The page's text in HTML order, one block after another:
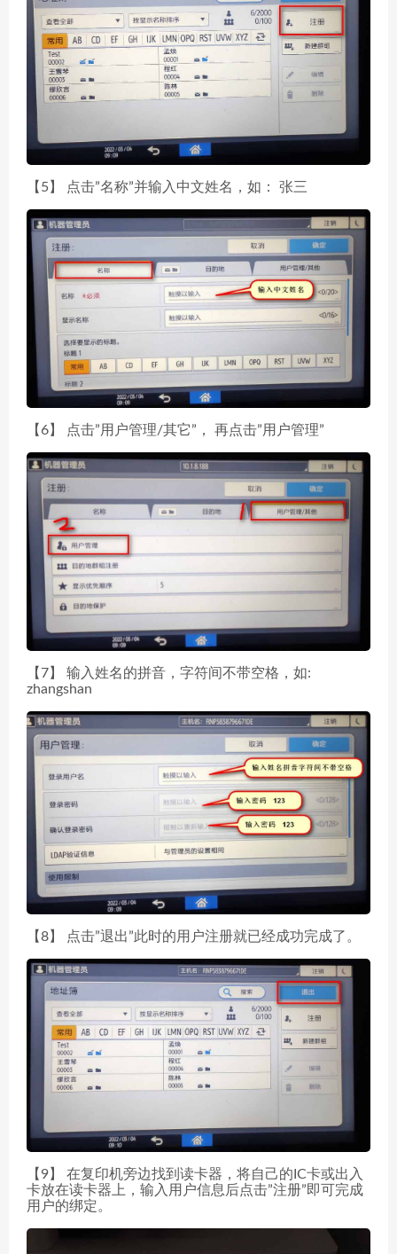
【5】 点击”名称”并输入中文姓名，如： 张三
【6】 点击”用户管理/其它”， 再点击”用户管理”
【7】 输入姓名的拼音，字符间不带空格，如:
zhangshan
【8】 点击”退出”此时的用户注册就已经成功完成了。
【9】 在复印机旁边找到读卡器，将自己的IC卡或出入
卡放在读卡器上，输入用户信息后点击”注册”即可完成
用户的绑定。